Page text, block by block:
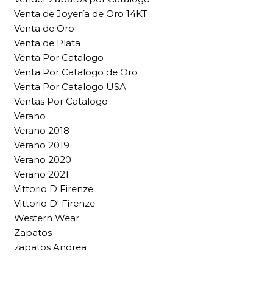
Venta de Joyería de Oro 14KT
Venta de Oro
Venta de Plata
Venta Por Catalogo
Venta Por Catalogo de Oro
Venta Por Catalogo USA
Ventas Por Catalogo
Verano
Verano 2018
Verano 2019
Verano 2020
Verano 2021
Vittorio D Firenze
Vittorio D' Firenze
Western Wear
Zapatos
zapatos Andrea